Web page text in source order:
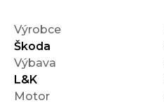
Výrobce
Škoda
Výbava
L&K
Motor